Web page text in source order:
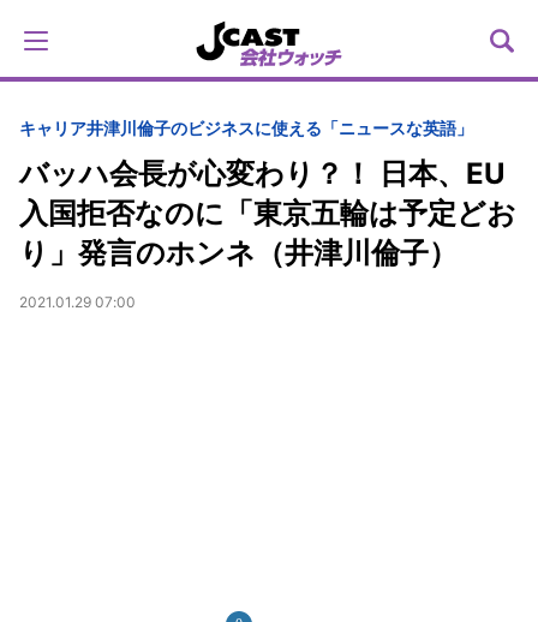
キャリア井津川倫子のビジネスに使える「ニュースな英語」
バッハ会長が心変わり？！ 日本、EU
入国拒否なのに「東京五輪は予定どお
り」発言のホンネ（井津川倫子）
2021.01.29 07:00